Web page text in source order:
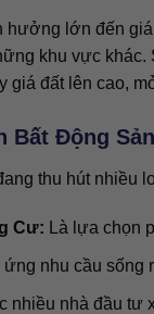
hưởng lớn đến
khu vực khác.
giá đất lên cao,
Bất Động Sản
thu hút nhiều
Cư: Là lựa chọn
nhu cầu sống
nhiều nhà đầu tư